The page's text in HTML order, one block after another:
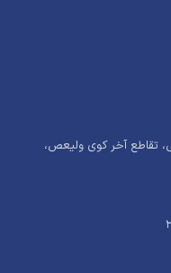
تقاطع آخر کوی ولیعص،